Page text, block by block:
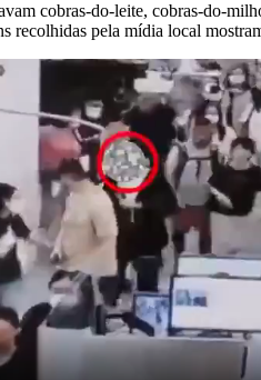
cobras-do-leite, cobras-do-
recolhidas pela mídia local